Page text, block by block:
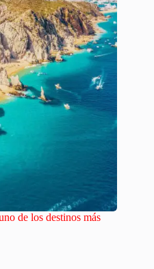
de los destinos más